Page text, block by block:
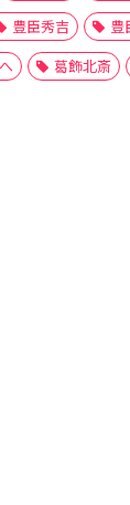
豊臣秀吉 豊
葛飾北斎